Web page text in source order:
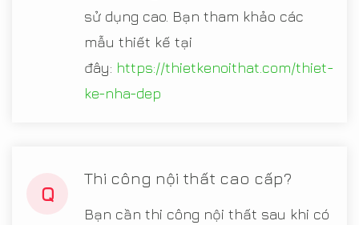
sử dụng cao. Bạn tham khảo các
mẫu thiết kế tại
đây: https://thietkenoithat.com/thiet-
ke-nha-dep
Q
Thi công nội thất cao cấp?
Bạn cần thi công nội thất sau khi có